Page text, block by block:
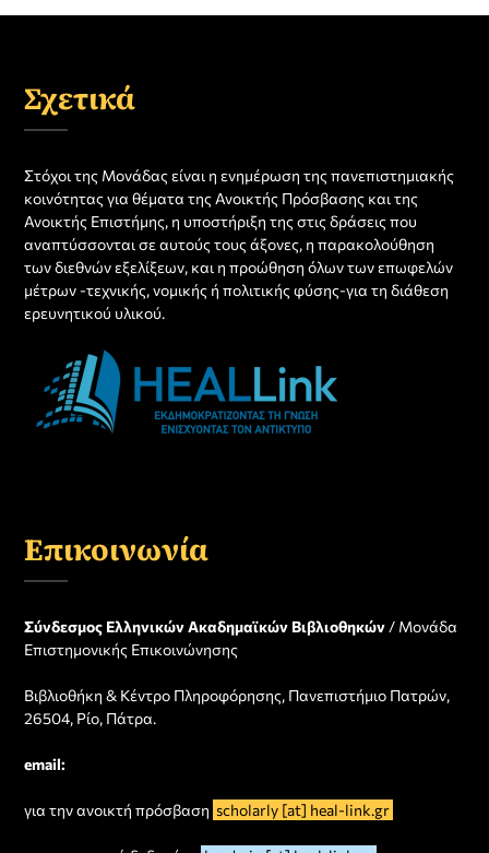
Σχετικά
Στόχοι της Μονάδας είναι η ενημέρωση της πανεπιστημιακής
κοινότητας για θέματα της Ανοικτής Πρόσβασης και της
Ανοικτής Επιστήμης, η υποστήριξη της στις δράσεις που
αναπτύσσονται σε αυτούς τους άξονες, η παρακολούθηση
των διεθνών εξελίξεων, και η προώθηση όλων των επωφελών
μέτρων -τεχνικής, νομικής ή πολιτικής φύσης-για τη διάθεση
ερευνητικού υλικού.
Επικοινωνία
Σύνδεσμος Ελληνικών Ακαδημαϊκών Βιβλιοθηκών / Μονάδα
Επιστημονικής Επικοινώνησης
Βιβλιοθήκη & Κέντρο Πληροφόρησης, Πανεπιστήμιο Πατρών,
26504, Ρίο, Πάτρα.
email:
για την ανοικτή πρόσβαση scholarly [at] heal-link.gr